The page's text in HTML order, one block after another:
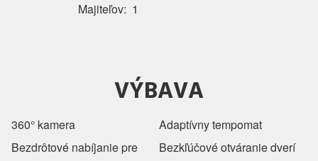
Majiteľov: 1
VÝBAVA
360° kamera
Adaptívny tempomat
Bezdrôtové nabíjanie pre
Bezkľúčové otváranie dverí